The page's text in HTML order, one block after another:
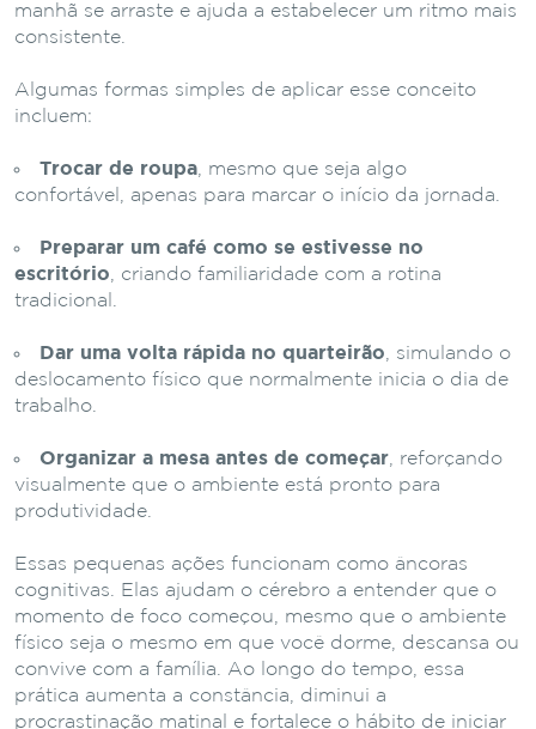
manhã se arraste e ajuda a estabelecer um ritmo mais
consistente.
Algumas formas simples de aplicar esse conceito
incluem:
Trocar de roupa , mesmo que seja algo
confortável, apenas para marcar o início da jornada.
Preparar um café como se estivesse no
escritório , criando familiaridade com a rotina
tradicional.
Dar uma volta rápida no quarteirão , simulando o
deslocamento físico que normalmente inicia o dia de
trabalho.
Organizar a mesa antes de começar , reforçando
visualmente que o ambiente está pronto para
produtividade.
Essas pequenas ações funcionam como âncoras
cognitivas. Elas ajudam o cérebro a entender que o
momento de foco começou, mesmo que o ambiente
físico seja o mesmo em que você dorme, descansa ou
convive com a família. Ao longo do tempo, essa
prática aumenta a constância, diminui a
procrastinação matinal e fortalece o hábito de iniciar